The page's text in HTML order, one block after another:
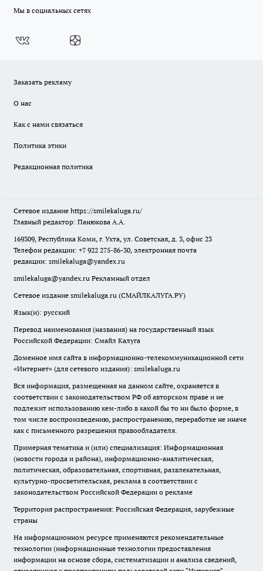
Мы в социальных сетях
Заказать рекламу
О нас
Как с нами связаться
Политика этики
Редакционная политика
Сетевое издание https://smilekaluga.ru/
Главный редактор: Панюкова А.А.
169309, Республика Коми, г. Ухта, ул. Советская, д. 3, офис 23
Телефон редакции: +7 922 275-86-30, электронная почта
редакции: smilekaluga@yandex.ru
smilekaluga@yandex.ru Рекламный отдел
Сетевое издание smilekaluga.ru (СМАЙЛКАЛУГА.РУ)
Язык(и): русский
Перевод наименования (названия) на государственный язык
Российской Федерации: Смайл Калуга
Доменное имя сайта в информационно-телекоммуникационной сети
«Интернет» (для сетевого издания): smilekaluga.ru
Вся информация, размещенная на данном сайте, охраняется в
соответствии с законодательством РФ об авторском праве и не
подлежит использованию кем-либо в какой бы то ни было форме, в
том числе воспроизведению, распространению, переработке не иначе
как с письменного разрешения правообладателя.
Примерная тематика и (или) специализация: Информационная
(новости города и района), информационно-аналитическая,
политическая, образовательная, спортивная, развлекательная,
культурно-просветительская, реклама в соответствии с
законодательством Российской Федерации о рекламе
Территория распространения: Российская Федерация, зарубежные
страны
На информационном ресурсе применяются рекомендательные
технологии (информационные технологии предоставления
информации на основе сбора, систематизации и анализа сведений,